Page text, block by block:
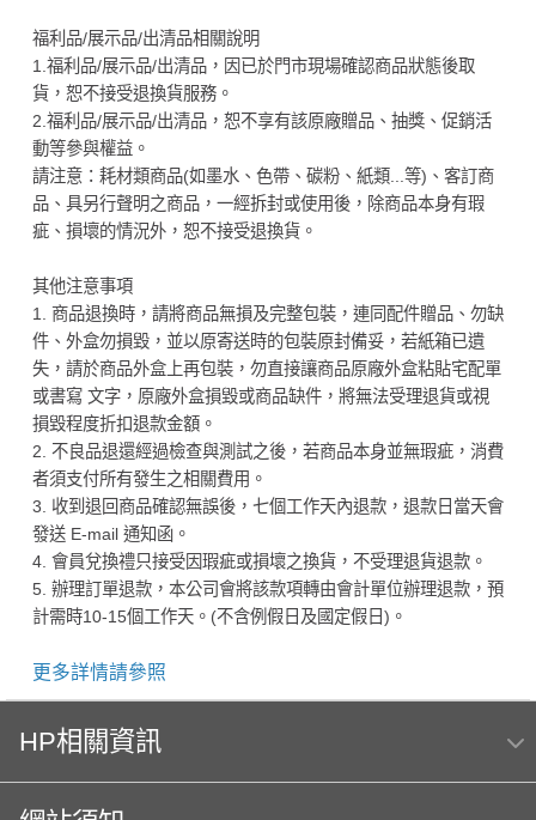
福利品/展示品/出清品相關說明
1.福利品/展示品/出清品，因已於門市現場確認商品狀態後取
貨，恕不接受退換貨服務。
2.福利品/展示品/出清品，恕不享有該原廠贈品、抽獎、促銷活
動等參與權益。
請注意：耗材類商品(如墨水、色帶、碳粉、紙類...等)、客訂商
品、具另行聲明之商品，一經拆封或使用後，除商品本身有瑕
疵、損壞的情況外，恕不接受退換貨。
其他注意事項
1. 商品退換時，請將商品無損及完整包裝，連同配件贈品、勿缺
件、外盒勿損毀，並以原寄送時的包裝原封備妥，若紙箱已遺
失，請於商品外盒上再包裝，勿直接讓商品原廠外盒粘貼宅配單
或書寫 文字，原廠外盒損毀或商品缺件，將無法受理退貨或視
損毀程度折扣退款金額。
2. 不良品退還經過檢查與測試之後，若商品本身並無瑕疵，消費
者須支付所有發生之相關費用。
3. 收到退回商品確認無誤後，七個工作天內退款，退款日當天會
發送 E-mail 通知函。
4. 會員兌換禮只接受因瑕疵或損壞之換貨，不受理退貨退款。
5. 辦理訂單退款，本公司會將該款項轉由會計單位辦理退款，預
計需時10-15個工作天。(不含例假日及國定假日)。
更多詳情請參照
HP相關資訊